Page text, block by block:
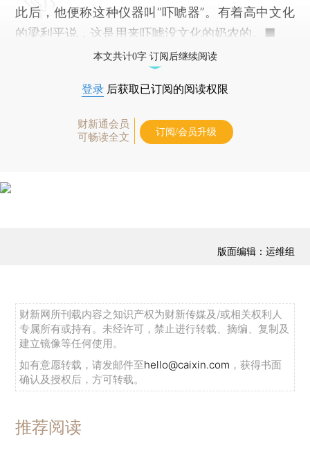
此后，他便称这种仪器叫“吓唬器”。有着高中文化
的梁利平说，这是用来吓唬没文化的奶农的。■
本文共计0字 订阅后继续阅读
登录 后获取已订阅的阅读权限
财新通会员
可畅读全文
订阅/会员升级
版面编辑：运维组
财新网所刊载内容之知识产权为财新传媒及/或相关权利人
专属所有或持有。未经许可，禁止进行转载、摘编、复制及
建立镜像等任何使用。
如有意愿转载，请发邮件至hello@caixin.com ，获得书面
确认及授权后，方可转载。
推荐阅读